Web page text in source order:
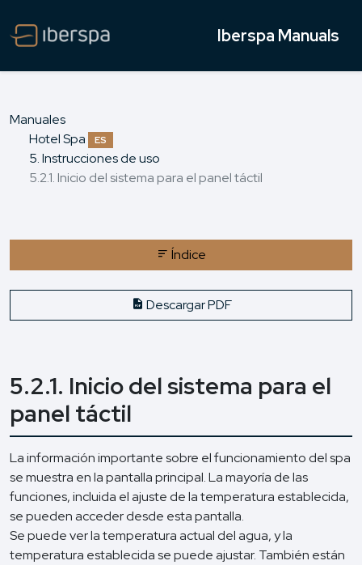
Iberspa Manuals
Manuales
Hotel Spa
ES
5. Instrucciones de uso
5.2.1. Inicio del sistema para el panel táctil
Índice
Descargar PDF
5.2.1. Inicio del sistema para el
panel táctil
La información importante sobre el funcionamiento del spa
se muestra en la pantalla principal. La mayoría de las
funciones, incluida el ajuste de la temperatura establecida,
se pueden acceder desde esta pantalla.
Se puede ver la temperatura actual del agua, y la
temperatura establecida se puede ajustar. También están